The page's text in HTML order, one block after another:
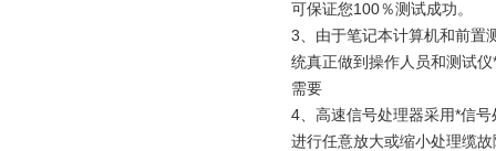
可保证您100％测试成功。
3、由于笔记本计算机和前置
统真正做到操作人员和测试
需要
4、高速信号处理器采用*信
进行任意放大或缩小处理缆